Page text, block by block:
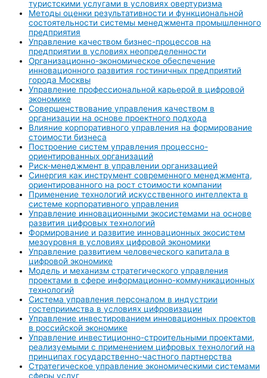
туристскими услугами в условиях овертуризма
Методы оценки результативности и функциональной
состоятельности системы менеджмента промышленного
предприятия
Управление качеством бизнес-процессов на
предприятии в условиях неопределенности
Организационно-экономическое обеспечение
инновационного развития гостиничных предприятий
города Москвы
Управление профессиональной карьерой в цифровой
экономике
Совершенствование управления качеством в
организации на основе проектного подхода
Влияние корпоративного управления на формирование
стоимости бизнеса
Построение систем управления процессно-
ориентированных организаций
Риск-менеджмент в управлении организацией
Синергия как инструмент современного менеджмента,
ориентированного на рост стоимости компании
Применение технологий искусственного интеллекта в
системе корпоративного управления
Управление инновационными экосистемами на основе
развития цифровых технологий
Формирование и развитие инновационных экосистем
мезоуровня в условиях цифровой экономики
Управление развитием человеческого капитала в
цифровой экономике
Модель и механизм стратегического управления
проектами в сфере информационно-коммуникационных
технологий
Система управления персоналом в индустрии
гостеприимства в условиях цифровизации
Управление инвестированием инновационных проектов
в российской экономике
Управление инвестиционно-строительными проектами,
реализуемыми с применением цифровых технологий на
принципах государственно-частного партнерства
Стратегическое управление экономическими системами
сферы услуг